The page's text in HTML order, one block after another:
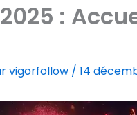
:
vigorfollow / 14